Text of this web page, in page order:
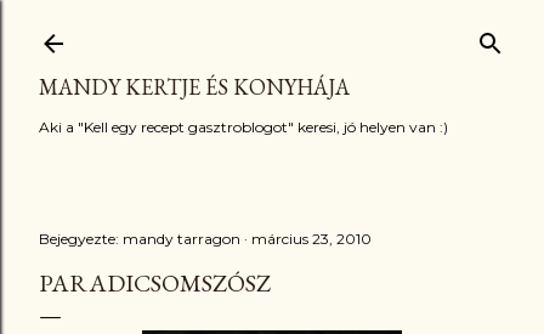
MANDY KERTJE ÉS KONYHÁJA
Aki a "Kell egy recept gasztroblogot" keresi, jó helyen van :)
Bejegyezte: mandy tarragon március 23, 2010
PARADICSOMSZÓSZ